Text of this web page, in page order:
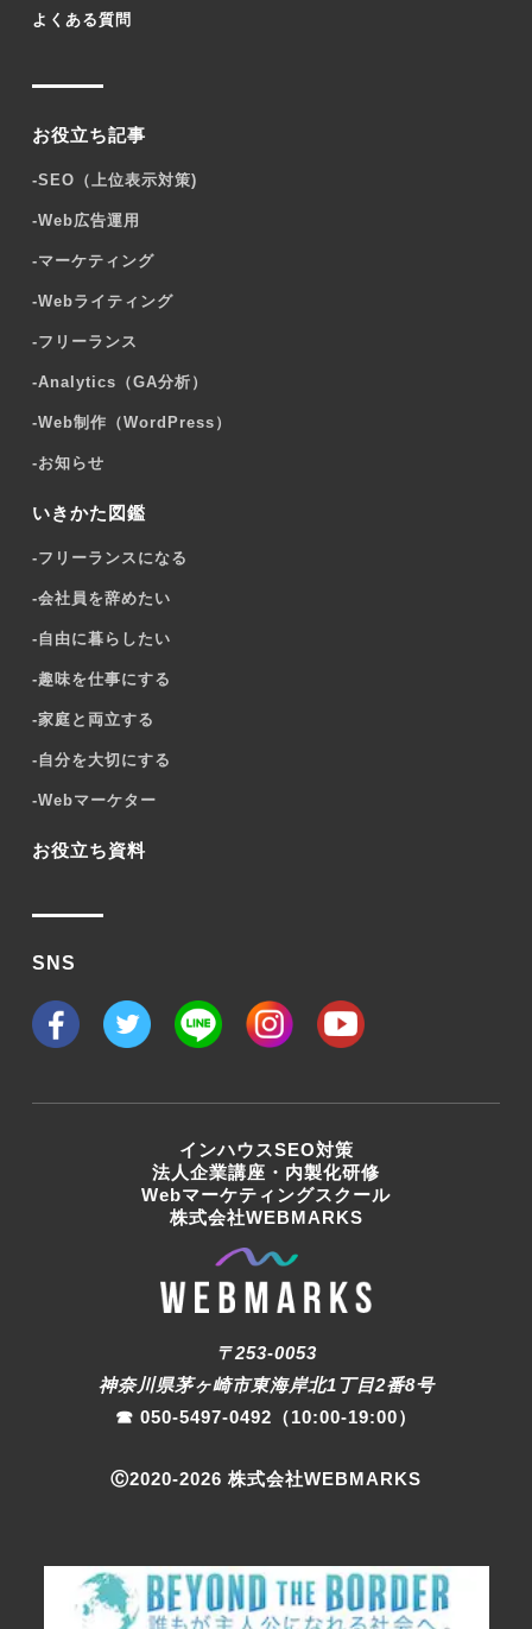
よくある質問
お役立ち記事
-SEO（上位表示対策)
-Web広告運用
-マーケティング
-Webライティング
-フリーランス
-Analytics（GA分析）
-Web制作（WordPress）
-お知らせ
いきかた図鑑
-フリーランスになる
-会社員を辞めたい
-自由に暮らしたい
-趣味を仕事にする
-家庭と両立する
-自分を大切にする
-Webマーケター
お役立ち資料
SNS
インハウスSEO対策
法人企業講座・内製化研修
Webマーケティングスクール
株式会社WEBMARKS
〒253-0053
神奈川県茅ヶ崎市東海岸北1丁目2番8号
☎︎ 050-5497-0492 （10:00-19:00）
Ⓒ2020-2026 株式会社WEBMARKS